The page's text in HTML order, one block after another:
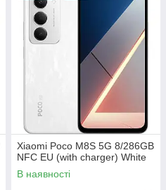
Xiaomi Poco M8S 5G 8/286GB
NFC EU (with charger) White
В наявності